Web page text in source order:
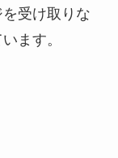
受け取りな
ます。